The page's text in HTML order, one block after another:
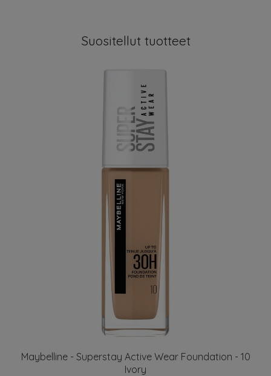
Suositellut tuotteet
Maybelline - Superstay Active Wear Foundation - 10
Ivory